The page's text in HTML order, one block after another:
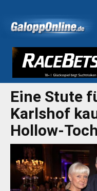
Eine Stute
Karlshof
Hollow-